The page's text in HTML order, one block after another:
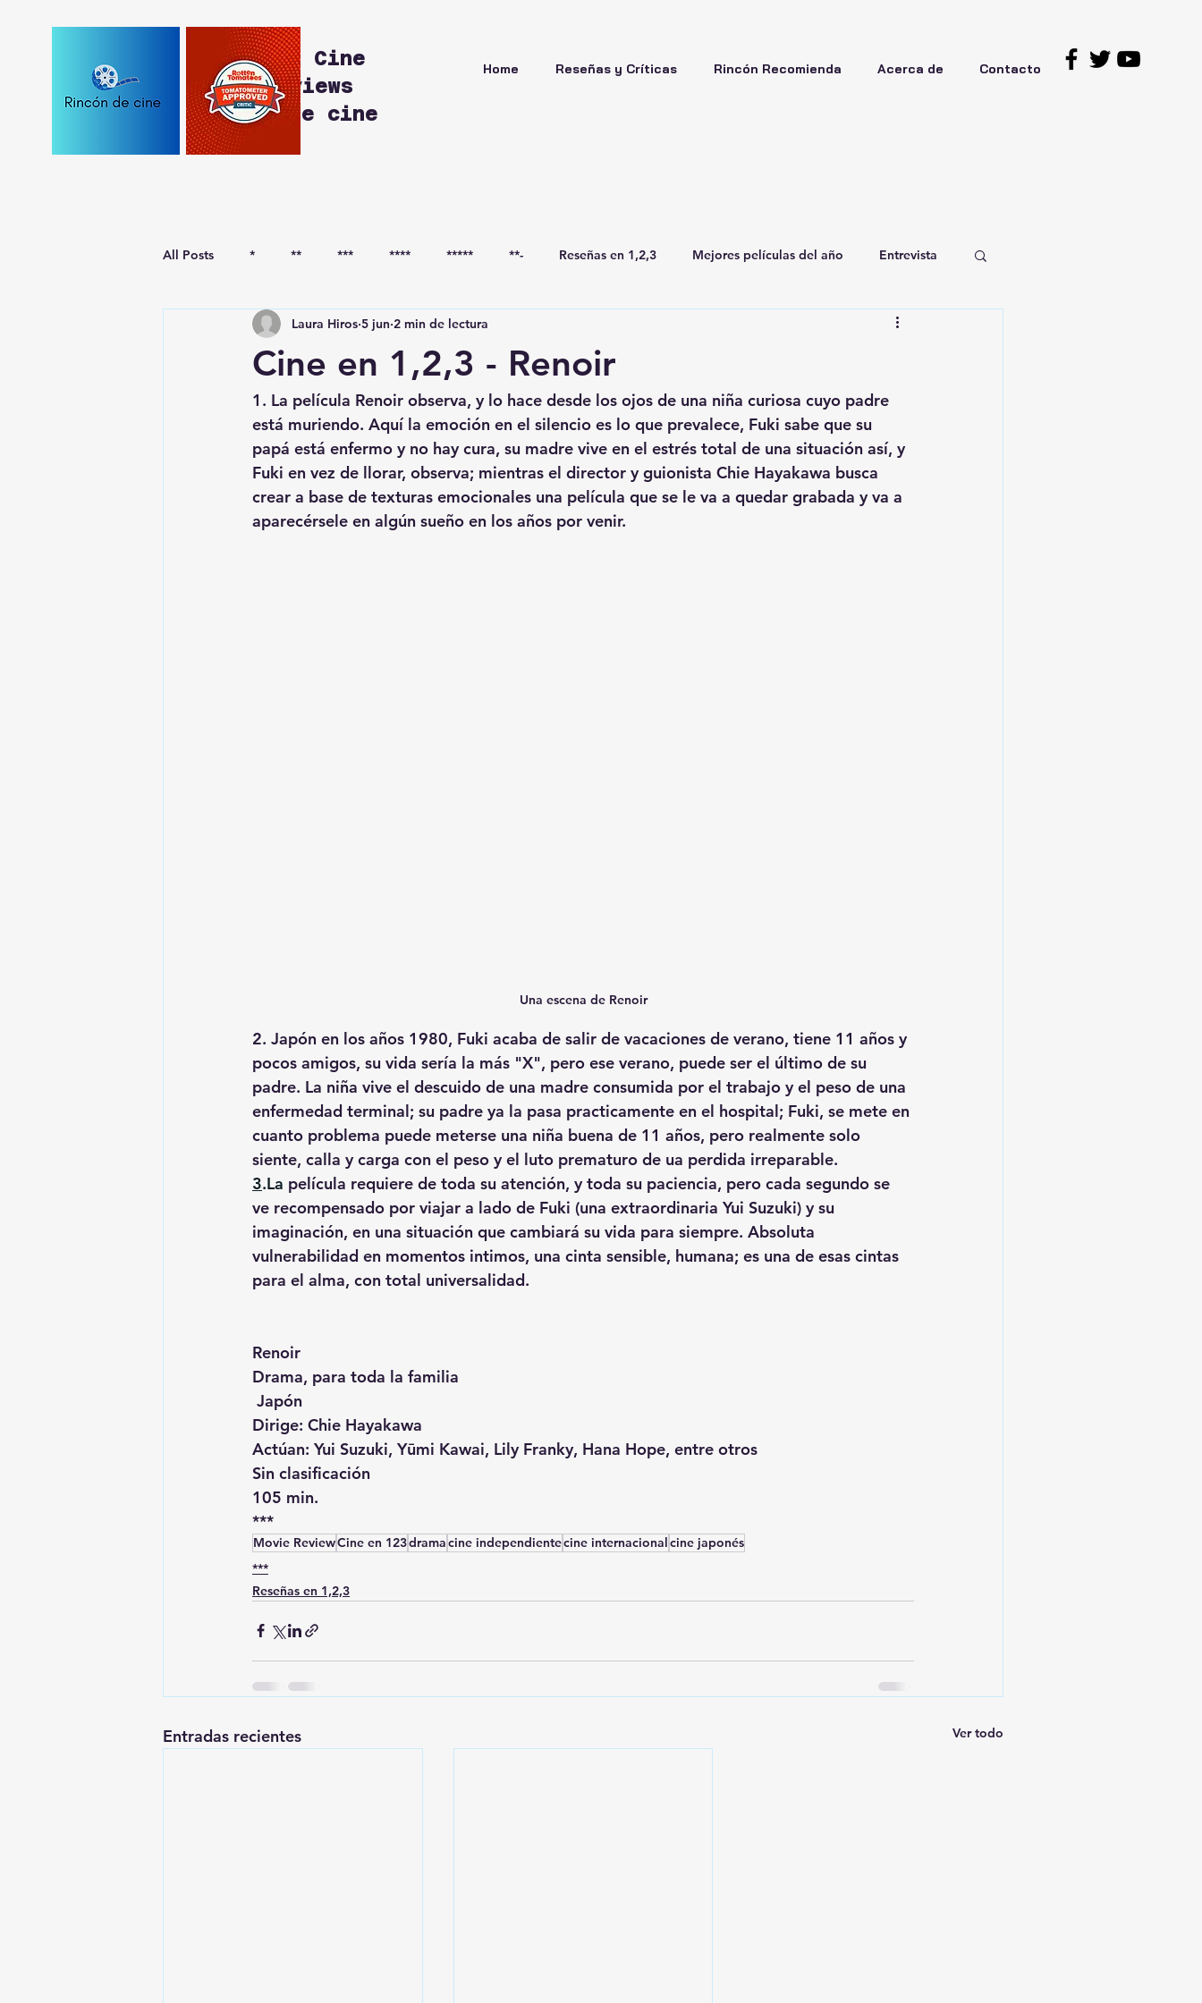
Rincón de Cine
Movie Reviews
Reseñas de cine
Home Reseñas y Críticas Rincón Recomienda Acerca de Contacto
All Posts * ** *** **** ***** **- Reseñas en 1,2,3 Mejores películas del año Entrevista
****-
Cine en 1,2,3 - Renoir
Laura Hiros 5 jun 2 min de lectura
1. La película Renoir observa, y lo hace desde los ojos de una niña curiosa cuyo padre
está muriendo. Aquí la emoción en el silencio es lo que prevalece, Fuki sabe que su
papá está enfermo y no hay cura, su madre vive en el estrés total de una situación así, y
Fuki en vez de llorar, observa; mientras el director y guionista Chie Hayakawa busca
crear a base de texturas emocionales una película que se le va a quedar grabada y va a
aparecérsele en algún sueño en los años por venir.
Una escena de Renoir
2. Japón en los años 1980, Fuki acaba de salir de vacaciones de verano, tiene 11 años y
pocos amigos, su vida sería la más "X", pero ese verano, puede ser el último de su
padre. La niña vive el descuido de una madre consumida por el trabajo y el peso de una
enfermedad terminal; su padre ya la pasa practicamente en el hospital; Fuki, se mete en
cuanto problema puede meterse una niña buena de 11 años, pero realmente solo
siente, calla y carga con el peso y el luto prematuro de ua perdida irreparable.
3.La película requiere de toda su atención, y toda su paciencia, pero cada segundo se
ve recompensado por viajar a lado de Fuki (una extraordinaria Yui Suzuki) y su
imaginación, en una situación que cambiará su vida para siempre. Absoluta
vulnerabilidad en momentos intimos, una cinta sensible, humana; es una de esas cintas
para el alma, con total universalidad.
Renoir
Drama, para toda la familia
Japón
Dirige: Chie Hayakawa
Actúan: Yui Suzuki, Yūmi Kawai, Lily Franky, Hana Hope, entre otros
Sin clasificación
105 min.
***
Movie ReviewCine en 123dramacine independientecine internacionalcine japonés
***
Reseñas en 1,2,3
Entradas recientes Ver todo